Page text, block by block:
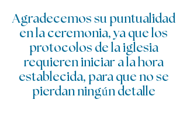
Agradecemos su puntualidad
en la ceremonia, ya que los
protocolos de la iglesia
requieren iniciar a la hora
establecida, para que no se
pierdan ningún detalle